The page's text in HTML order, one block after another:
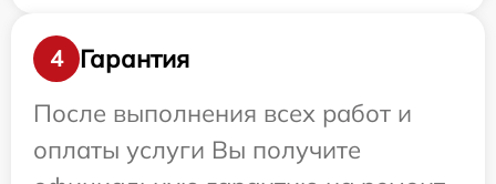
4
Гарантия
После выполнения всех работ и
оплаты услуги Вы получите